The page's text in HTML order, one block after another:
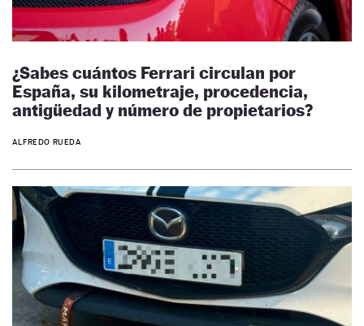
¿Sabes cuántos Ferrari circulan por
España, su kilometraje, procedencia,
antigüedad y número de propietarios?
ALFREDO RUEDA